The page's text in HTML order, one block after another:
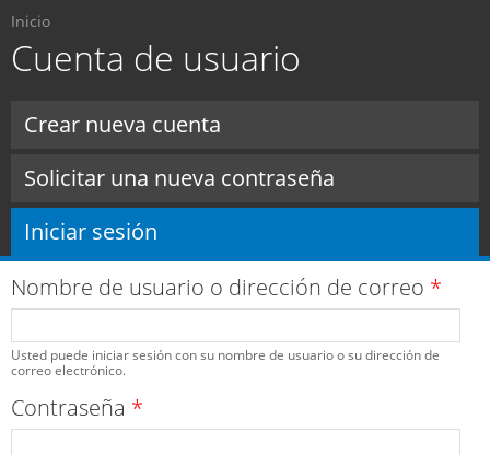
principal
Usted está aquí
Inicio
Cuenta de usuario
Crear nueva cuenta
Solicitar una nueva contraseña
Iniciar sesión
Nombre de usuario o dirección de correo *
Usted puede iniciar sesión con su nombre de usuario o su dirección de
correo electrónico.
Contraseña *